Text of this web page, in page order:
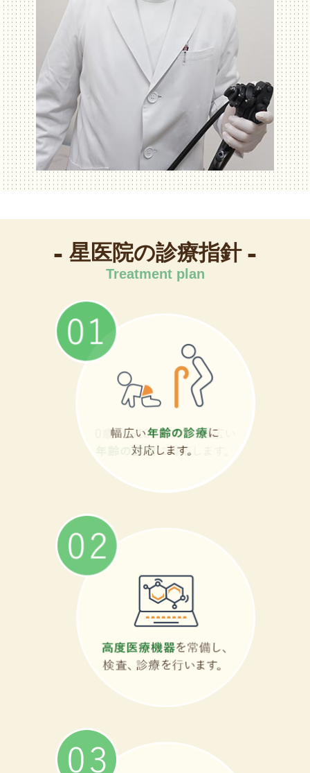
ご了承下さい。
2024.03.09
小児の診察について
星院長の小児科の診察は3歳以上となりますの
で、ご了承ください。
2023.11.10
帯状疱疹ワクチンについて
令和5年７月１日から区の助成が始まりまし
※世田谷区内に住民登録がある満50歳以上の
方が対象です。
2023.04.01
オンライン資格確認について
当院は、令和５年４月１日よりマイナンバー
カードによるオンライン資格確認を開始しま
※各種公費負担医療制度については、引き続
き各種医療証・受給者証のご提示が必要とな
※マイナンバーカードをお持ちでない方は、
従来どおり健康保険証をご提示ください。
※医療情報・システム基盤整備体制充実加算
2021.08.10
内視鏡システムを一新しました
わずかな色の差を強調する特殊光を用いた内
視鏡診断が可能となりました。
より、「迅速で正確な」内視鏡検査を提供で
きるように努めてまいります。
2019.05.17
自動受付、順番確認の待ち時間について
以下の方は診療順番予約の都合上、診察まで
お待ちいただく場合があります。
2.順番予約より遅れて来院された方。
3.順番予約より早く来院された方。
4.診察時の急な混雑・緊急の場合。
- 星医院の診療指針 -
Treatment plan